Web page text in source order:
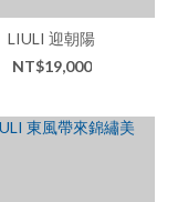
LIULI 迎朝陽
NT$19,000